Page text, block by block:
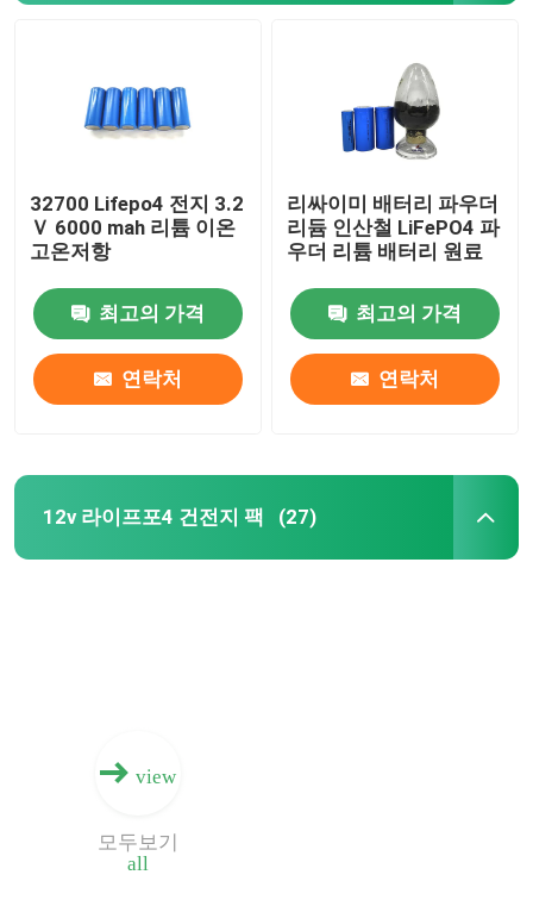
32700 Lifepo4 전지 3.2
Ｖ 6000 mah 리튬 이온
고온저항
최고의 가격
연락처
리싸이미 배터리 파우더
리듐 인산철 LiFePO4 파
우더 리튬 배터리 원료
최고의 가격
연락처
12v 라이프포4 건전지 팩 (27)
view
all
모두보기